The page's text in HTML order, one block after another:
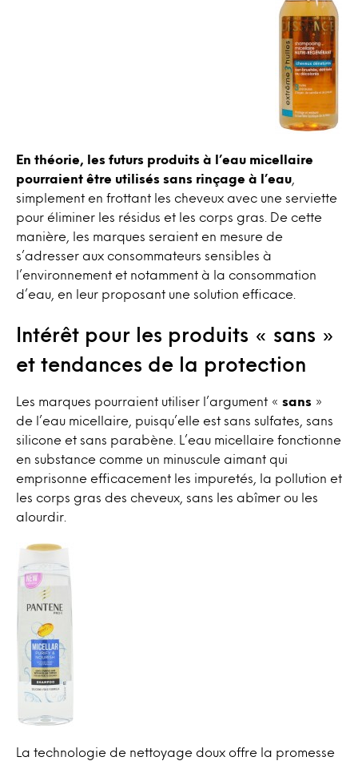
En théorie, les futurs produits à l’eau micellaire
pourraient être utilisés sans rinçage à l’eau
simplement en frottant les cheveux avec une serviette
pour éliminer les résidus et les corps gras. De cette
manière, les marques seraient en mesure de
s’adresser aux consommateurs sensibles à
l’environnement et notamment à la consommation
d’eau, en leur proposant une solution efficace.
Intérêt pour les produits « sans »
et tendances de la protection
Les marques pourraient utiliser l’argument « sans »
de l’eau micellaire, puisqu’elle est sans sulfates, sans
silicone et sans parabène. L’eau micellaire fonctionne
en substance comme un minuscule aimant qui
emprisonne efficacement les impuretés, la pollution et
les corps gras des cheveux, sans les abîmer ou les
alourdir.
La technologie de nettoyage doux offre la promesse